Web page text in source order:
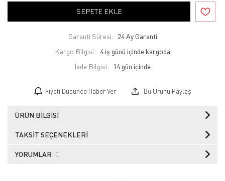
SEPETE EKLE
Garanti Süresi: 24 Ay Garanti
Kargo Bilgisi: 4 iş günü içinde kargoda
İade Bilgisi:
Fiyatı Düşünce Haber Ver Bu Ürünü Paylaş
ÜRÜN BILGISI
TAKSIT SEÇENEKLERI
YORUMLAR (0)